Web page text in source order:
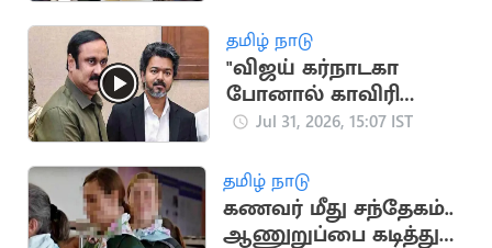
தமிழ் நாடு
"விஜய் கர்நாடகா
போனால் காவிரி
வந்துவிடாது" -
Jul 31, 2026, 15:07 IST
தமிழ் நாடு
கணவர் மீது சந்தேகம்..
ஆணுறுப்பை கடித்து